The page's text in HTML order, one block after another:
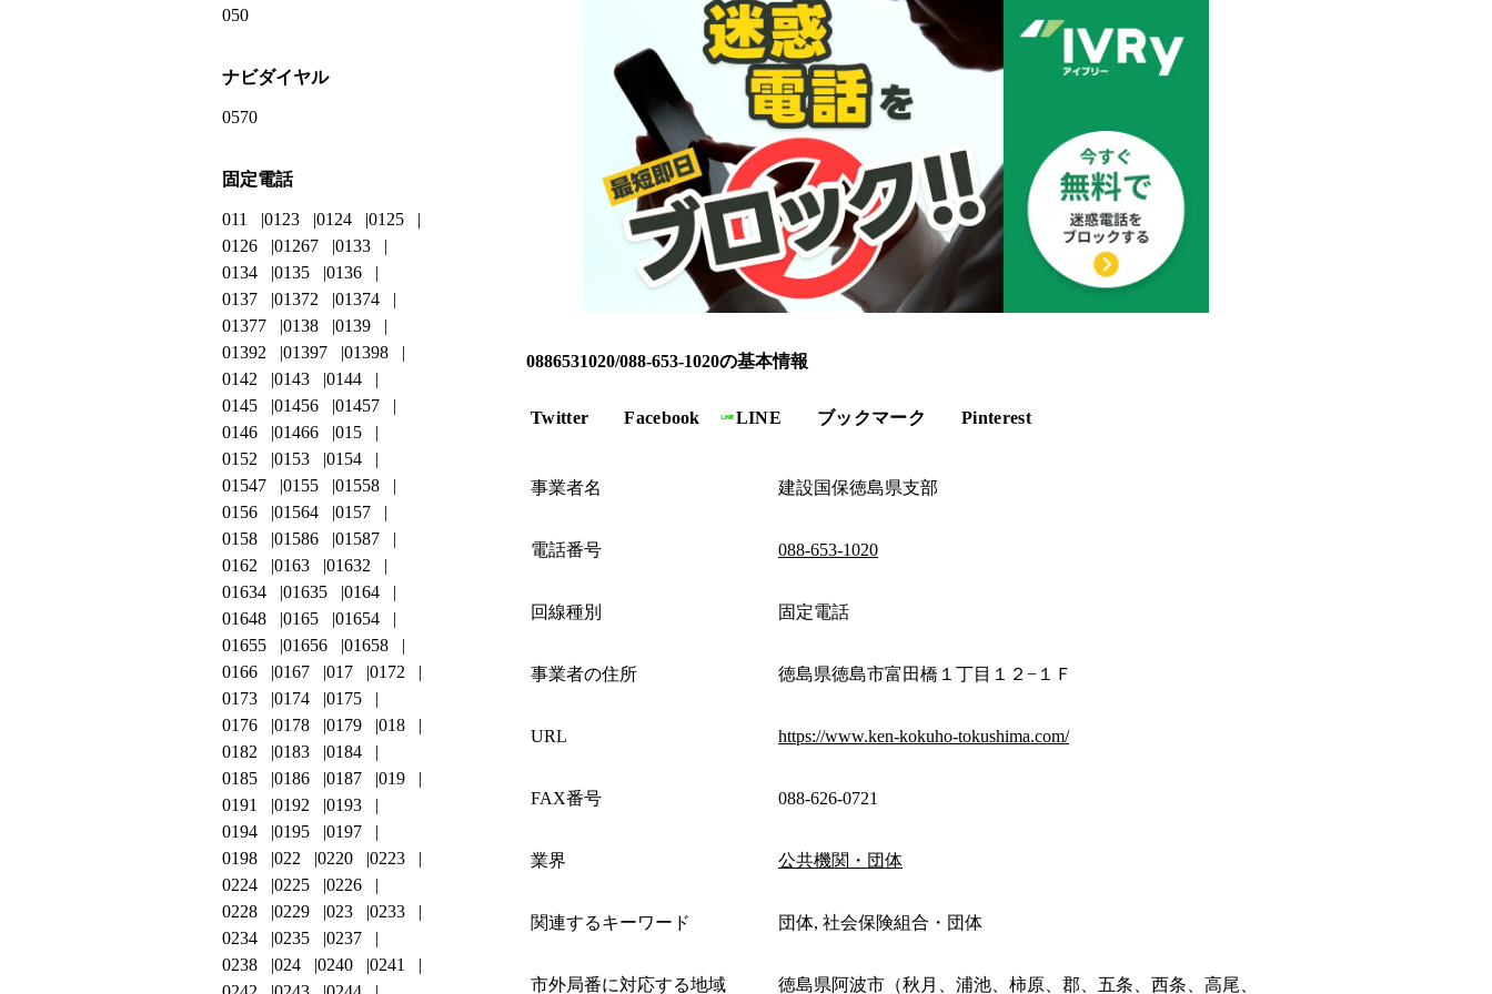
0886531020/088-653-1020の基本情報
Twitter Facebook LINE ブックマーク Pinterest
事業者名 建設国保徳島県支部
電話番号 088-653-1020
回線種別 固定電話
事業者の住所 徳島県徳島市富田橋１丁目１２−１Ｆ
URL https://www.ken-kokuho-tokushima.com/
FAX番号 088-626-0721
業界 公共機関・団体
関連するキーワード 団体, 社会保険組合・団体
市外局番に対応する地域 徳島県阿波市（秋月、浦池、柿原、郡、五条、西条、高尾、
050
ナビダイヤル
0570
固定電話
011 0123 0124
0125
0126
01267
0133
0134
0135
0136
0137
01372
01374
01377
0138
0139
01392
01397
01398
0142
0143
0144
0145
01456
01457
0146
01466
015
0152
0153
0154
01547
0155
01558
0156
01564
0157
0158
01586
01587
0162
0163
01632
01634
01635
0164
01648
0165
01654
01655
01656
01658
0166
0167 017
0172
0173
0174
0175
0176
0178 0179
018
0182
0183
0184
0185
0186 0187
019
0191
0192
0193
0194
0195
0197
0198
022 0220
0223
0224
0225
0226
0228
0229 023
0233
0234
0235
0237
0238
024 0240
0241